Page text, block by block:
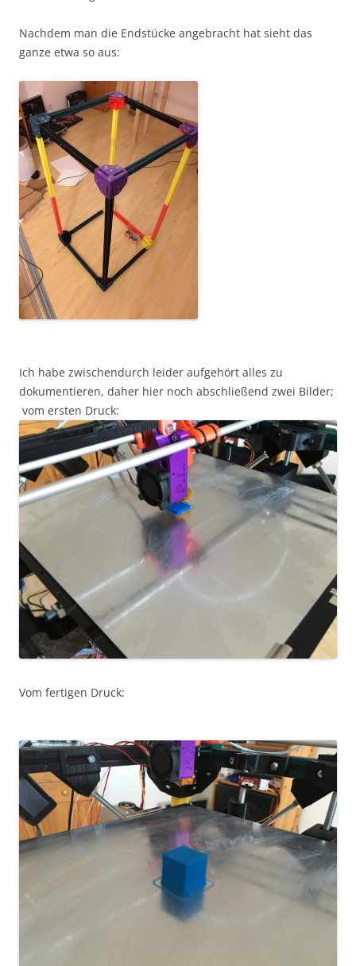
Nachdem man die Endstücke angebracht hat sieht das
ganze etwa so aus:
Ich habe zwischendurch leider aufgehört alles zu
dokumentieren, daher hier noch abschließend zwei Bilder;
vom ersten Druck:
Vom fertigen Druck: